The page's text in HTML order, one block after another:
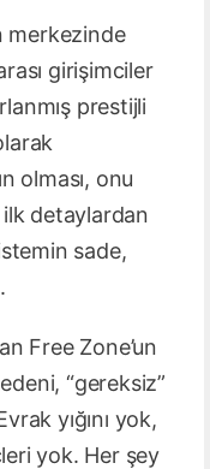
merkezinde
girişimciler
prestijli
olması, onu
ilk detaylardan
sade,
Free Zone’un
“gereksiz”
yığını yok,
yok. Her şey